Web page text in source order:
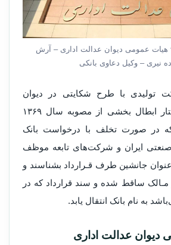
دادنامه شماره ۹۷۱ هیات عمومی دیوان عدالت اداری – آرش
نیری – وکیل دعاوی بانکی
تولیدی با طرح شکایتی در دیوان
عدالت اداری خواستار ابطال بخشی از مصوبه سال ۱۳۶۹
در صورت تخلف با درخواست بانک
ایران و شرکت‌های تابعه موظف
جانشین طرف قـرارداد بشناسند و
ساقط شده و سند قرارداد که در
به نام بانک انتقال یابد.
دیوان عدالت اداری